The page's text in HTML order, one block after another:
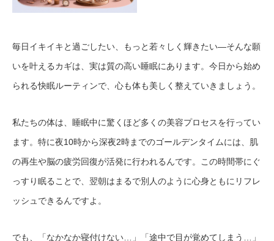
毎日イキイキと過ごしたい、もっと若々しく輝きたい—そんな願
いを叶えるカギは、実は質の高い睡眠にあります。今日から始め
られる快眠ルーティンで、心も体も美しく整えていきましょう。
私たちの体は、睡眠中に驚くほど多くの美容プロセスを行ってい
ます。特に夜10時から深夜2時までのゴールデンタイムには、肌
の再生や脳の疲労回復が活発に行われるんです。この時間帯にぐ
っすり眠ることで、翌朝はまるで別人のように心身ともにリフレ
ッシュできるんですよ。
でも、「なかなか寝付けない…」「途中で目が覚めてしまう…」